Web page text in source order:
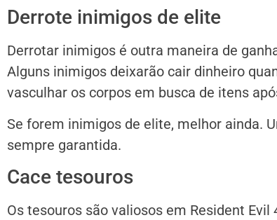
Derrote inimigos de elite
Derrotar inimigos é outra maneira de
Alguns inimigos deixarão cair dinheiro
vasculhar os corpos em busca de itens
Se forem inimigos de elite, melhor ainda.
sempre garantida.
Cace tesouros
Os tesouros são valiosos em Resident